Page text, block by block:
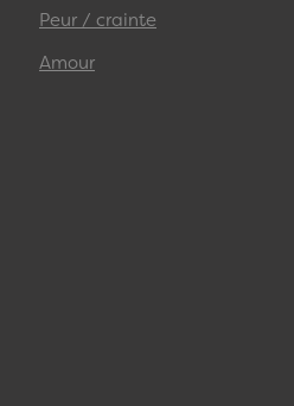
Peur / crainte
Amour